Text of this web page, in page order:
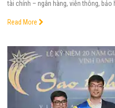
tài chính – ngân hàng, viễn thông, bảo
Read More